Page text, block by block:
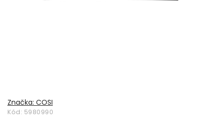
Značka: COSI
Kód: 5980990